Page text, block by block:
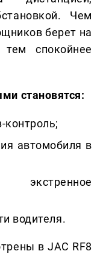
Чем
берет на
спокойнее
становятся:
контроль;
автомобиля в
экстренное
водителя.
в JAC RF8